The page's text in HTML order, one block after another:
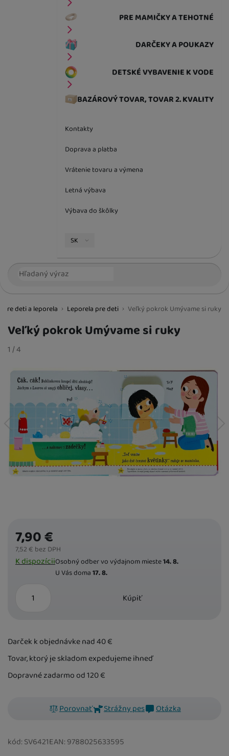
PRE MAMIČKY A TEHOTNÉ
DARČEKY A POUKAZY
DETSKÉ VYBAVENIE K VODE
BAZÁROVÝ TOVAR, TOVAR 2. KVALITY
Kontakty
Doprava a platba
Vrátenie tovaru a výmena
Letná výbava
Výbava do škôlky
Jazyková verzia
SK
Vyhľadávanie
pre deti a leporela Leporela pre deti Veľký pokrok Umývame si ruky
Veľký pokrok Umývame si ruky
kód: SV6421EAN: 9788025633595
Dostupnost
K dispozíciiOsobný odber vo výdajnom mieste14. 8.
U Vás doma17. 8.
7,90€
7,52€ bez DPH
Kúpiť
Darček k objednávke nad 40€
Tovar, ktorý je skladom expedujeme ihneď
Dopravné zadarmo od 120€
Porovnať Strážny pes Otázka
Fotografie
predchádzajúci nasledujúci
slide
1 /z
4